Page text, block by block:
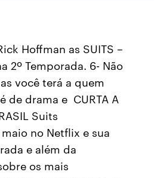
Hoffman as SUITS –
2º Temporada. 6- Não
você terá a quem
de drama e CURTA A
Suits
no Netflix e sua
e além da
os mais